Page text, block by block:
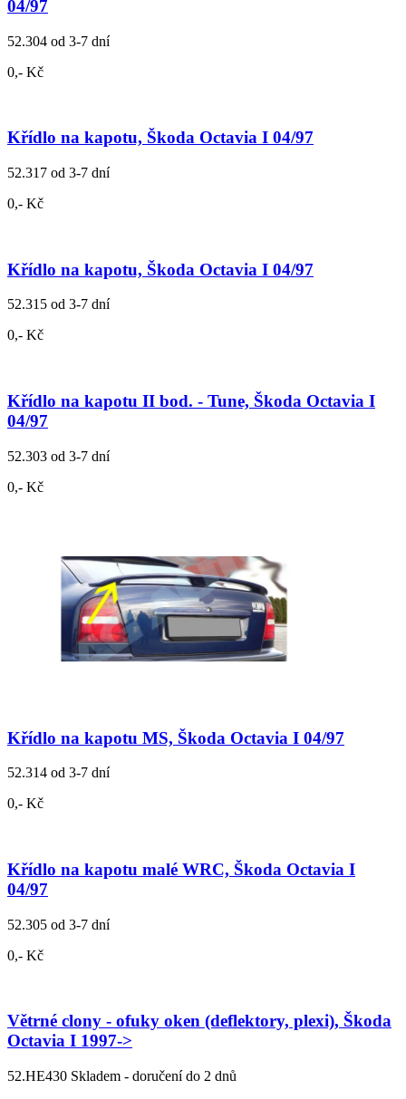
04/97
52.304 od 3-7 dní
0,- Kč
Křídlo na kapotu, Škoda Octavia I 04/97
52.317 od 3-7 dní
0,- Kč
Křídlo na kapotu, Škoda Octavia I 04/97
52.315 od 3-7 dní
0,- Kč
Křídlo na kapotu II bod. - Tune, Škoda Octavia I
04/97
52.303 od 3-7 dní
0,- Kč
Křídlo na kapotu MS, Škoda Octavia I 04/97
52.314 od 3-7 dní
0,- Kč
Křídlo na kapotu malé WRC, Škoda Octavia I
04/97
52.305 od 3-7 dní
0,- Kč
Větrné clony - ofuky oken (deflektory, plexi), Škoda
Octavia I 1997->
52.HE430 Skladem - doručení do 2 dnů